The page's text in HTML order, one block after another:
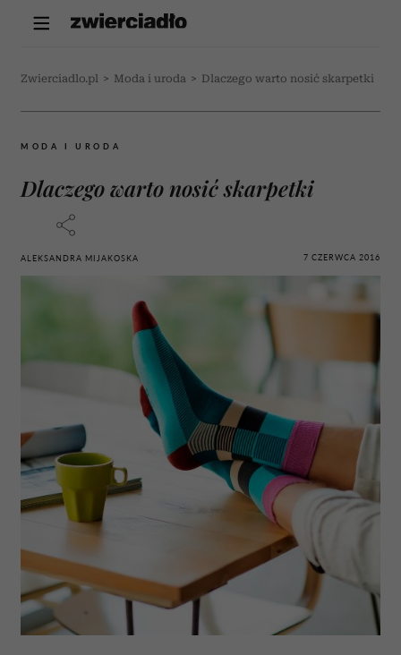
Zwierciadlo.pl > Moda i uroda > Dlaczego warto nosić skarpetki
MODA I URODA
Dlaczego warto nosić skarpetki
ALEKSANDRA MIJAKOSKA 7 CZERWCA 2016